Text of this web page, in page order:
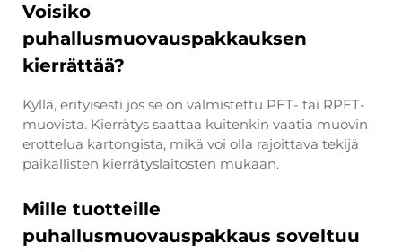
Voisiko
puhallusmuovauspakkauksen
kierrättää?
Kyllä, erityisesti jos se on valmistettu PET- tai RPET-
muovista. Kierrätys saattaa kuitenkin vaatia muovin
erottelua kartongista, mikä voi olla rajoittava tekijä
paikallisten kierrätyslaitosten mukaan.
Mille tuotteille
puhallusmuovauspakkaus soveltuu